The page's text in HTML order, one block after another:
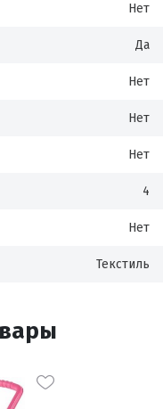
Нет
Да
Нет
Нет
Нет
4
Нет
Текстиль